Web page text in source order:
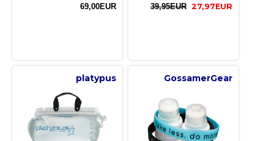
69,00EUR 39,95EUR 27,97EUR
platypus GossamerGear